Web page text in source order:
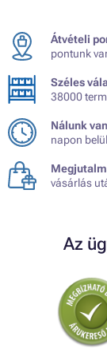
Átvételi
pontunk
Széles
38000
Nálunk
napon
vásárlás
Az